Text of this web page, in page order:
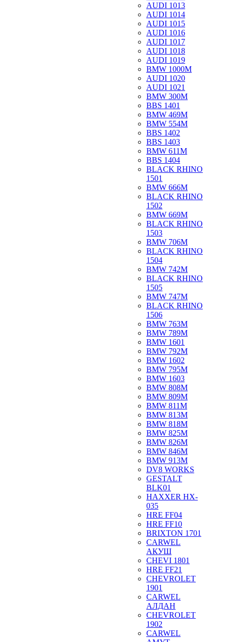
AUDI 1013
AUDI 1014
AUDI 1015
AUDI 1016
AUDI 1017
AUDI 1018
AUDI 1019
BMW 1000M
AUDI 1020
AUDI 1021
BMW 300M
BBS 1401
BMW 469M
BMW 554M
BBS 1402
BBS 1403
BMW 611M
BBS 1404
BLACK RHINO
1501
BMW 666M
BLACK RHINO
1502
BMW 669M
BLACK RHINO
1503
BMW 706M
BLACK RHINO
1504
BMW 742M
BLACK RHINO
1505
BMW 747M
BLACK RHINO
1506
BMW 763M
BMW 789M
BMW 1601
BMW 792M
BMW 1602
BMW 795M
BMW 1603
BMW 808M
BMW 809M
BMW 811M
BMW 813M
BMW 818M
BMW 825M
BMW 826M
BMW 846M
BMW 913M
DV8 WORKS
GESTALT
BLK01
HAXXER HX-
035
HRE FF04
HRE FF10
BRIXTON 1701
CARWEL
АКУШ
CHEVI 1801
HRE FF21
CHEVROLET
1901
CARWEL
АЛДАН
CHEVROLET
1902
CARWEL